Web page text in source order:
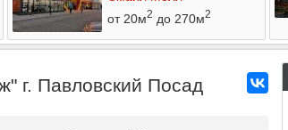
от 20м2 до 270м2
г. Павловский Посад